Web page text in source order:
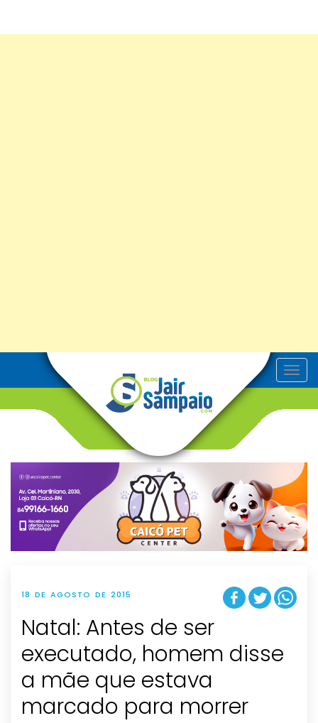
T
o
v
g
t
i
o
n
18 DE AGOSTO DE 2015
Natal: Antes de ser
executado, homem disse
a mãe que estava
marcado para morrer